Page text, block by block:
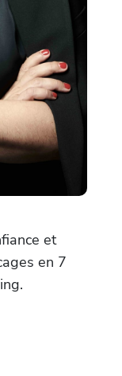
et
en 7